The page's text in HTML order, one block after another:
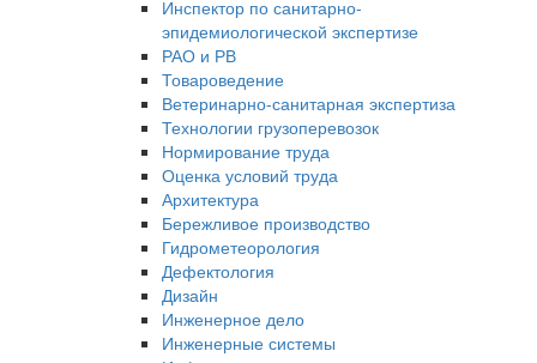
Инспектор по санитарно-
эпидемиологической экспертизе
РАО и РВ
Товароведение
Ветеринарно-санитарная экспертиза
Технологии грузоперевозок
Нормирование труда
Оценка условий труда
Архитектура
Бережливое производство
Гидрометеорология
Дефектология
Дизайн
Инженерное дело
Инженерные системы